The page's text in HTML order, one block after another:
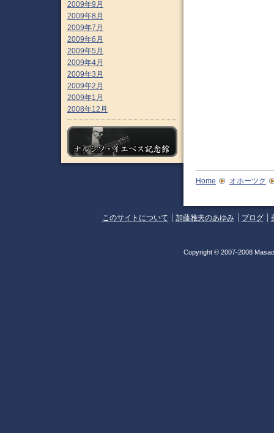
2009年9月
2009年8月
2009年7月
2009年6月
2009年5月
2009年4月
2009年3月
2009年2月
2009年1月
2008年12月
Home オホーツク
このサイトについて 加藤雅夫のあゆみ ブログ
Copyright © 2007-2008